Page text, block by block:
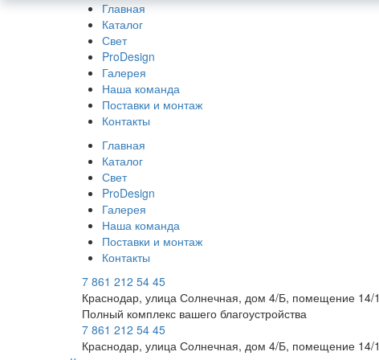
Главная
Каталог
Свет
ProDesign
Галерея
Наша команда
Поставки и монтаж
Контакты
Главная
Каталог
Свет
ProDesign
Галерея
Наша команда
Поставки и монтаж
Контакты
7 861 212 54 45
Краснодар, улица Солнечная, дом 4/Б, помещение 14/1
Полный комплекс вашего благоустройства
7 861 212 54 45
Краснодар, улица Солнечная, дом 4/Б, помещение 14/1